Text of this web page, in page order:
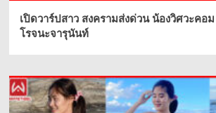
เปิดวาร์ปสาว สงครามส่งด่วน น้องวิศวะค
โรจนะจารุนันท์